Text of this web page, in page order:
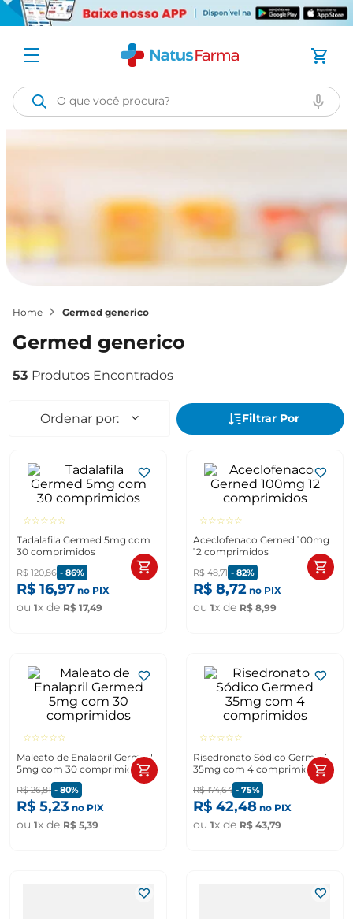
O que você procura?
germed generico
germed generico
53
☆☆☆☆☆
Tadalafila Germed 5mg com
30 comprimidos
R$ 120,86 - 86%
R$ 16,97 no PIX
ou 1x de R$ 17,49
☆☆☆☆☆
Aceclofenaco Gerned 100mg
12 comprimidos
R$ 48,71 - 82%
R$ 8,72 no PIX
ou 1x de R$ 8,99
☆☆☆☆☆
Maleato de Enalapril Germed
5mg com 30 comprimidos
R$ 26,81 - 80%
R$ 5,23 no PIX
ou 1x de R$ 5,39
☆☆☆☆☆
Risedronato Sódico Germed
35mg com 4 comprimidos
R$ 174,64 - 75%
R$ 42,48 no PIX
ou 1x de R$ 43,79